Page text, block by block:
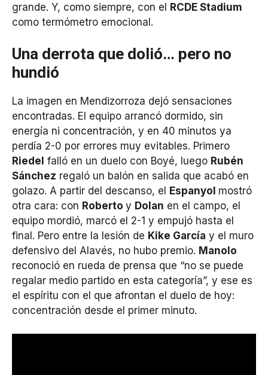
grande. Y, como siempre, con el RCDE Stadium
como termómetro emocional.
Una derrota que dolió… pero no
hundió
La imagen en Mendizorroza dejó sensaciones
encontradas. El equipo arrancó dormido, sin
energía ni concentración, y en 40 minutos ya
perdía 2-0 por errores muy evitables. Primero
Riedel falló en un duelo con Boyé, luego Rubén
Sánchez regaló un balón en salida que acabó en
golazo. A partir del descanso, el
Espanyol mostró
otra cara: con Roberto y Dolan en el campo, el
equipo mordió, marcó el 2-1 y empujó hasta el
final. Pero entre la lesión de Kike García y el muro
defensivo del Alavés, no hubo premio. Manolo
reconoció en rueda de prensa que “no se puede
regalar medio partido en esta categoría”, y ese es
el espíritu con el que afrontan el duelo de hoy:
concentración desde el primer minuto.